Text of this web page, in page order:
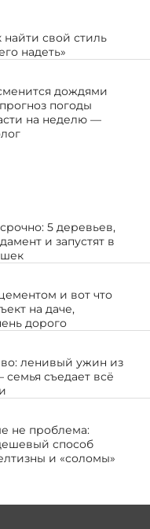
свой стиль
надеть»
дождями
погоды
на неделю —
5 деревьев,
и запустят в
и вот что
на даче,
дорого
ленивый ужин из
семья съедает всё
не проблема:
способ
и «соломы»